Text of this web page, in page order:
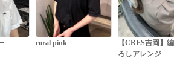
coral pink
【CRES吉岡】
ろしアレンジ